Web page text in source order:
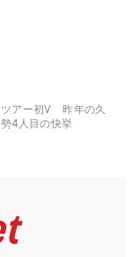
アー初V 昨年の久
4人目の快挙